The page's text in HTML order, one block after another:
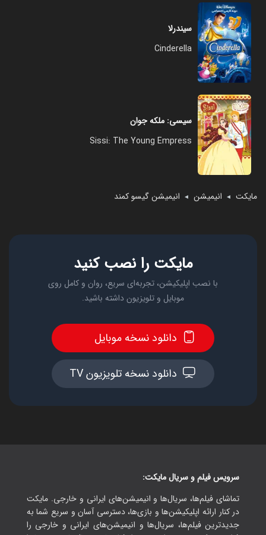
مایکت ◄ انیمیشن ◄ انیمیشن گیسو کمند
سیندرلا
Cinderella
سیسی: ملکه جوان
Sissi: The Young Empress
مایکت را نصب کنید
با نصب اپلیکیشن، تجربه‌ای سریع، روان و کامل روی
موبایل و تلویزیون داشته باشید.
دانلود نسخه موبایل
دانلود نسخه تلویزیون TV
سرویس فیلم و سریال مایکت:
تماشای فیلم‌ها، سریال‌ها و انیمیشن‌های ایرانی و خارجی. مایکت
در کنار ارائه اپلیکیشن‌ها و بازی‌ها، دسترسی آسان و سریع شما به
جدیدترین فیلم‌ها، سریال‌ها و انیمیشن‌های ایرانی و خارجی را